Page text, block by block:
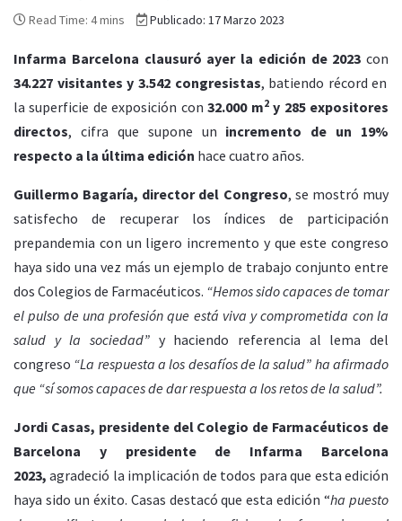
Read Time: 4 mins Publicado: 17 Marzo 2023
Infarma Barcelona clausuró ayer la edición de 2023 con
34.227 visitantes y 3.542 congresistas, batiendo récord en
la superficie de exposición con32.000 m2y 285 expositores
directos, cifra que supone un incremento de un 19%
respecto a la última edición hace cuatro años.
Guillermo Bagaría, director del Congreso, se mostró muy
satisfecho de recuperar los índices de participación
prepandemia con un ligero incremento y que este congreso
haya sido una vez más un ejemplo de trabajo conjunto entre
dos Colegios de Farmacéuticos. “Hemos sido capaces de tomar
el pulso de una profesión que está viva y comprometida con la
salud y la sociedad” y haciendo referencia al lema del
congreso “La respuesta a los desafíos de la salud” ha afirmado
que “sí somos capaces de dar respuesta a los retos de la salud”.
Jordi Casas, presidente del Colegio de Farmacéuticos de
Barcelona y presidente de Infarma Barcelona
2023, agradeció la implicación de todos para que esta edición
haya sido un éxito. Casas destacó que esta edición “ha puesto